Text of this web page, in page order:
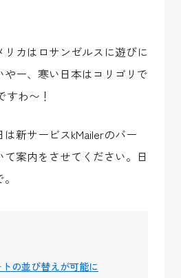
リカはロサンゼルスに遊びに
ー、寒い日本はコリゴリで
すわ〜！
新サービスkMailerのバー
案内をさせてください。日
の並び替えが可能に